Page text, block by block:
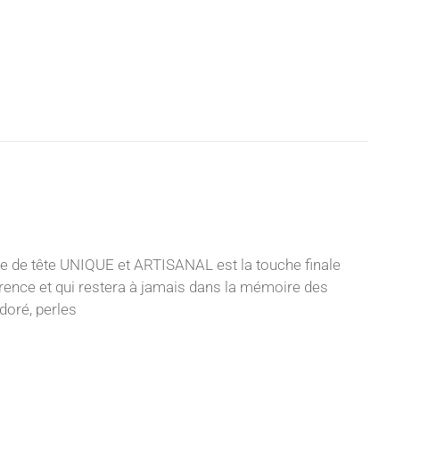
tête UNIQUE et ARTISANAL est la touche finale
et qui restera à jamais dans la mémoire des
perles